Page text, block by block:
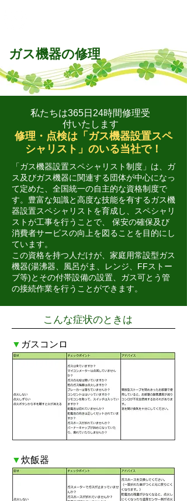
ガス機器の修理
私たちは365日24時間修理受
付いたします
修理・点検は「ガス機器設置スペ
シャリスト」のいる当社で！
「ガス機器設置スペシャリスト制度」は、ガ
ス及びガス機器に関連する団体が中心になっ
て定めた、全国統一の自主的な資格制度で
す。豊富な知識と高度な技能を有するガス機
器設置スペシャリストを育成し、スペシャリ
ストが工事を行うことで、 保安の確保及び
消費者サービスの向上を図ることを目的にし
ています。
この資格を持つ人だけが、家庭用常設型ガス
機器(湯沸器、風呂がま、レンジ、FFストー
ブ等)とその付帯設備の設置、ガス可とう管
の接続作業を行うことができます。
こんな症状のときは
▼ ガスコンロ
▼炊飯器